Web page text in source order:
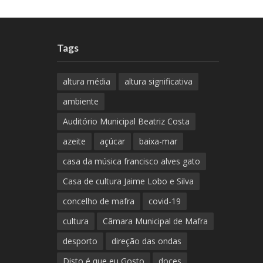
Tags
altura média
altura significativa
ambiente
Auditório Municipal Beatriz Costa
azeite
açúcar
baixa-mar
casa da música francisco alves gato
Casa de cultura Jaime Lobo e Silva
concelho de mafra
covid-19
cultura
Câmara Municipal de Mafra
desporto
direção das ondas
Disto é que eu Gosto
doces